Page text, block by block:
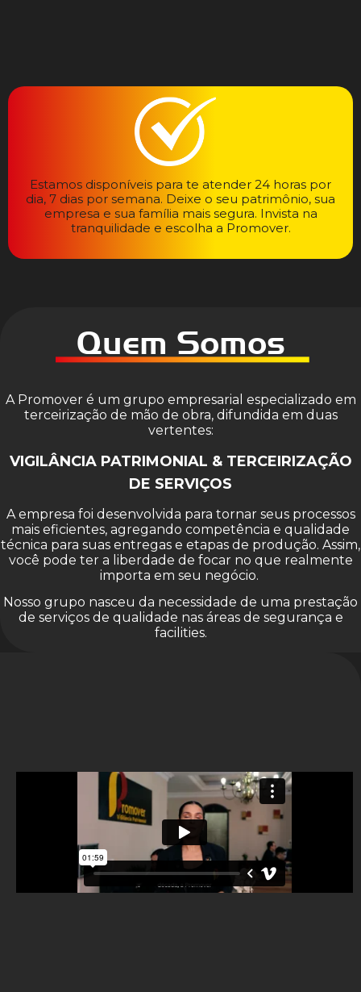
Estamos disponíveis para te atender 24 horas por
dia, 7 dias por semana. Deixe o seu patrimônio, sua
empresa e sua família mais segura. Invista na
tranquilidade e escolha a Promover.
Quem Somos
A Promover é um grupo empresarial especializado em
terceirização de mão de obra, difundida em duas
vertentes:
VIGILÂNCIA PATRIMONIAL & TERCEIRIZAÇÃO
DE SERVIÇOS
A empresa foi desenvolvida para tornar seus processos
mais eficientes, agregando competência e qualidade
técnica para suas entregas e etapas de produção. Assim,
você pode ter a liberdade de focar no que realmente
importa em seu negócio.
Nosso grupo nasceu da necessidade de uma prestação
de serviços de qualidade nas áreas de segurança e
facilities.